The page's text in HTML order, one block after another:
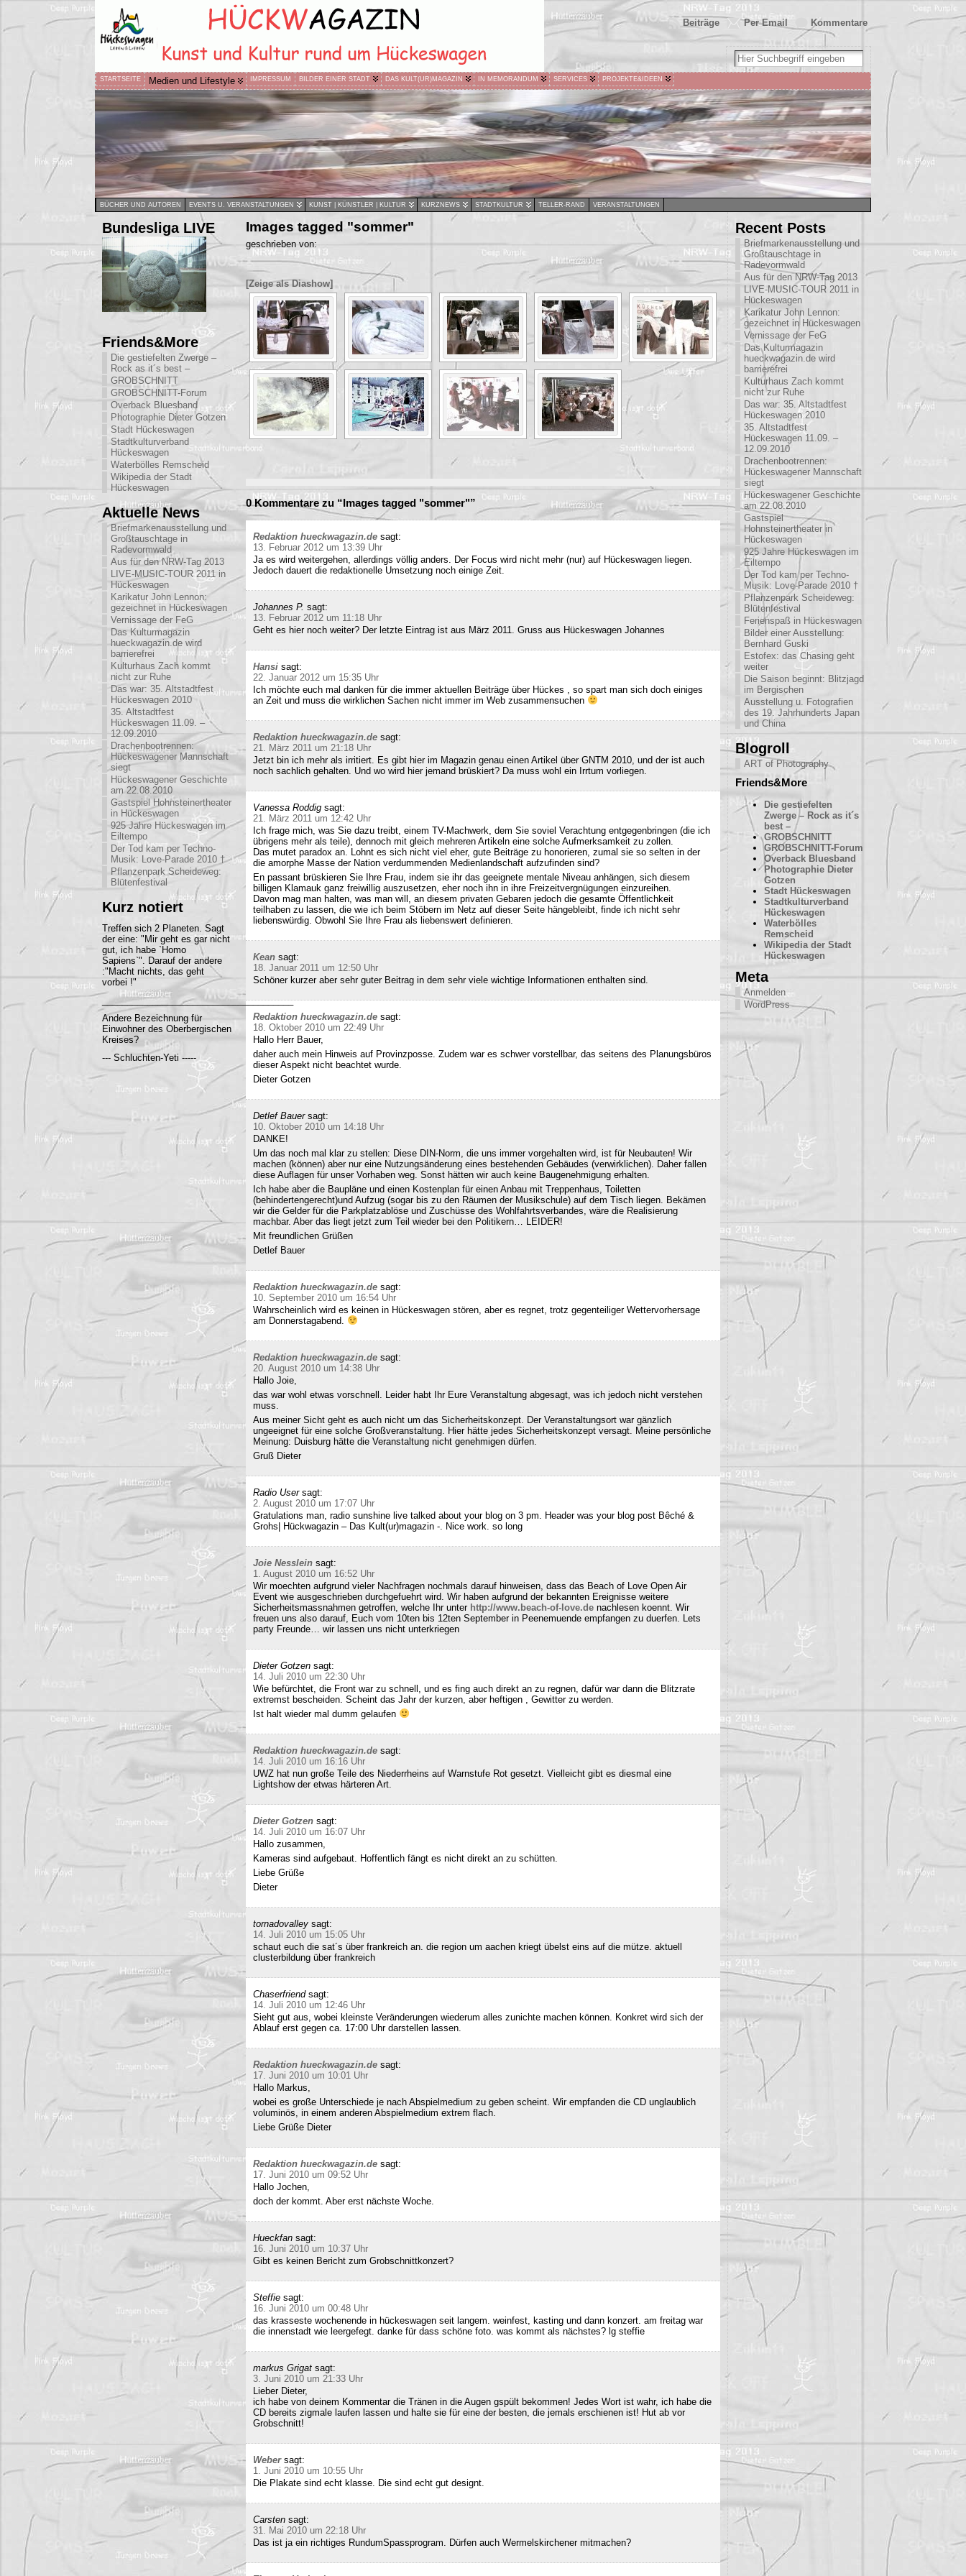
Kommentare
Per Email
Beiträge
STARTSEITE Medien und Lifestyle IMPRESSUM BILDER EINER STADT DAS KULT(UR)MAGAZIN IN MEMORANDUM SERVICES PROJEKTE&IDEEN
BÜCHER UND AUTOREN EVENTS U. VERANSTALTUNGEN KUNST | KÜNSTLER | KULTUR KURZNEWS STADTKULTUR TELLER-RAND VERANSTALTUNGEN
Bundesliga LIVE
Friends&More
Die gestiefelten Zwerge –
Rock as it´s best –
GROBSCHNITT
GROBSCHNITT-Forum
Overback Bluesband
Photographie Dieter Gotzen
Stadt Hückeswagen
Stadtkulturverband
Hückeswagen
Waterbölles Remscheid
Wikipedia der Stadt
Hückeswagen
Aktuelle News
Briefmarkenausstellung und
Großtauschtage in
Radevormwald
Aus für den NRW-Tag 2013
LIVE-MUSIC-TOUR 2011 in
Hückeswagen
Karikatur John Lennon:
gezeichnet in Hückeswagen
Vernissage der FeG
Das Kulturmagazin
hueckwagazin.de wird
barrierefrei
Kulturhaus Zach kommt
nicht zur Ruhe
Das war: 35. Altstadtfest
Hückeswagen 2010
35. Altstadtfest
Hückeswagen 11.09. –
12.09.2010
Drachenbootrennen:
Hückeswagener Mannschaft
siegt
Hückeswagener Geschichte
am 22.08.2010
Gastspiel Hohnsteinertheater
in Hückeswagen
925 Jahre Hückeswagen im
Eiltempo
Der Tod kam per Techno-
Musik: Love-Parade 2010 †
Pflanzenpark Scheideweg:
Blütenfestival
Kurz notiert
Treffen sich 2 Planeten. Sagt
der eine: "Mir geht es gar nicht
gut, ich habe `Homo
Sapiens`". Darauf der andere
:"Macht nichts, das geht
vorbei !"
______________________________________
Andere Bezeichnung für
Einwohner des Oberbergischen
Kreises?
--- Schluchten-Yeti -----
Images tagged "sommer"
geschrieben von:
[Zeige als Diashow]
0 Kommentare zu “Images tagged "sommer"”
Redaktion hueckwagazin.de sagt:
13. Februar 2012 um 13:39 Uhr
Ja es wird weitergehen, allerdings völlig anders. Der Focus wird nicht mehr (nur) auf Hückeswagen liegen.
Jedoch dauert die redaktionelle Umsetzung noch einige Zeit.
Johannes P. sagt:
13. Februar 2012 um 11:18 Uhr
Geht es hier noch weiter? Der letzte Eintrag ist aus März 2011. Gruss aus Hückeswagen Johannes
Hansi sagt:
22. Januar 2012 um 15:35 Uhr
Ich möchte euch mal danken für die immer aktuellen Beiträge über Hückes , so spart man sich doch einiges
an Zeit und muss die wirklichen Sachen nicht immer im Web zusammensuchen
Redaktion hueckwagazin.de sagt:
21. März 2011 um 21:18 Uhr
Jetzt bin ich mehr als irritiert. Es gibt hier im Magazin genau einen Artikel über GNTM 2010, und der ist auch
noch sachlich gehalten. Und wo wird hier jemand brüskiert? Da muss wohl ein Irrtum vorliegen.
Vanessa Roddig sagt:
21. März 2011 um 12:42 Uhr
Ich frage mich, was Sie dazu treibt, einem TV-Machwerk, dem Sie soviel Verachtung entgegenbringen (die ich
übrigens mehr als teile), dennoch mit gleich mehreren Artikeln eine solche Aufmerksamkeit zu zollen.
Das mutet paradox an. Lohnt es sich nicht viel eher, gute Beiträge zu honorieren, zumal sie so selten in der
die amorphe Masse der Nation verdummenden Medienlandschaft aufzufinden sind?
En passant brüskieren Sie Ihre Frau, indem sie ihr das geeignete mentale Niveau anhängen, sich diesem
billigen Klamauk ganz freiwillig auszusetzen, eher noch ihn in ihre Freizeitvergnügungen einzureihen.
Davon mag man halten, was man will, an diesem privaten Gebaren jedoch die gesamte Öffentlichkeit
teilhaben zu lassen, die wie ich beim Stöbern im Netz auf dieser Seite hängebleibt, finde ich nicht sehr
liebenswürdig. Obwohl Sie Ihre Frau als liebenswert definieren.
Kean sagt:
18. Januar 2011 um 12:50 Uhr
Schöner kurzer aber sehr guter Beitrag in dem sehr viele wichtige Informationen enthalten sind.
Redaktion hueckwagazin.de sagt:
18. Oktober 2010 um 22:49 Uhr
Hallo Herr Bauer,
daher auch mein Hinweis auf Provinzposse. Zudem war es schwer vorstellbar, das seitens des Planungsbüros
dieser Aspekt nicht beachtet wurde.
Dieter Gotzen
Detlef Bauer sagt:
10. Oktober 2010 um 14:18 Uhr
DANKE!
Um das noch mal klar zu stellen: Diese DIN-Norm, die uns immer vorgehalten wird, ist für Neubauten! Wir
machen (können) aber nur eine Nutzungsänderung eines bestehenden Gebäudes (verwirklichen). Daher fallen
diese Auflagen für unser Vorhaben weg. Sonst hätten wir auch keine Baugenehmigung erhalten.
Ich habe aber die Baupläne und einen Kostenplan für einen Anbau mit Treppenhaus, Toiletten
(behindertengerecht)und Aufzug (sogar bis zu den Räumen der Musikschule) auf dem Tisch liegen. Bekämen
wir die Gelder für die Parkplatzablöse und Zuschüsse des Wohlfahrtsverbandes, wäre die Realisierung
machbar. Aber das liegt jetzt zum Teil wieder bei den Politikern… LEIDER!
Mit freundlichen Grüßen
Detlef Bauer
Redaktion hueckwagazin.de sagt:
10. September 2010 um 16:54 Uhr
Wahrscheinlich wird es keinen in Hückeswagen stören, aber es regnet, trotz gegenteiliger Wettervorhersage
am Donnerstagabend.
Redaktion hueckwagazin.de sagt:
20. August 2010 um 14:38 Uhr
Hallo Joie,
das war wohl etwas vorschnell. Leider habt Ihr Eure Veranstaltung abgesagt, was ich jedoch nicht verstehen
muss.
Aus meiner Sicht geht es auch nicht um das Sicherheitskonzept. Der Veranstaltungsort war gänzlich
ungeeignet für eine solche Großveranstaltung. Hier hätte jedes Sicherheitskonzept versagt. Meine persönliche
Meinung: Duisburg hätte die Veranstaltung nicht genehmigen dürfen.
Gruß Dieter
Radio User sagt:
2. August 2010 um 17:07 Uhr
Gratulations man, radio sunshine live talked about your blog on 3 pm. Header was your blog post Bêché &
Grohs| Hückwagazin – Das Kult(ur)magazin -. Nice work. so long
Joie Nesslein sagt:
1. August 2010 um 16:52 Uhr
Wir moechten aufgrund vieler Nachfragen nochmals darauf hinweisen, dass das Beach of Love Open Air
Event wie ausgeschrieben durchgefuehrt wird. Wir haben aufgrund der bekannten Ereignisse weitere
Sicherheitsmassnahmen getroffen, welche Ihr unter http://www.beach-of-love.de nachlesen koennt. Wir
freuen uns also darauf, Euch vom 10ten bis 12ten September in Peenemuende empfangen zu duerfen. Lets
party Freunde… wir lassen uns nicht unterkriegen
Dieter Gotzen sagt:
14. Juli 2010 um 22:30 Uhr
Wie befürchtet, die Front war zu schnell, und es fing auch direkt an zu regnen, dafür war dann die Blitzrate
extremst bescheiden. Scheint das Jahr der kurzen, aber heftigen , Gewitter zu werden.
Ist halt wieder mal dumm gelaufen
Redaktion hueckwagazin.de sagt:
14. Juli 2010 um 16:16 Uhr
UWZ hat nun große Teile des Niederrheins auf Warnstufe Rot gesetzt. Vielleicht gibt es diesmal eine
Lightshow der etwas härteren Art.
Dieter Gotzen sagt:
14. Juli 2010 um 16:07 Uhr
Hallo zusammen,
Kameras sind aufgebaut. Hoffentlich fängt es nicht direkt an zu schütten.
Liebe Grüße
Dieter
tornadovalley sagt:
14. Juli 2010 um 15:05 Uhr
schaut euch die sat´s über frankreich an. die region um aachen kriegt übelst eins auf die mütze. aktuell
clusterbildung über frankreich
Chaserfriend sagt:
14. Juli 2010 um 12:46 Uhr
Sieht gut aus, wobei kleinste Veränderungen wiederum alles zunichte machen können. Konkret wird sich der
Ablauf erst gegen ca. 17:00 Uhr darstellen lassen.
Redaktion hueckwagazin.de sagt:
17. Juni 2010 um 10:01 Uhr
Hallo Markus,
wobei es große Unterschiede je nach Abspielmedium zu geben scheint. Wir empfanden die CD unglaublich
voluminös, in einem anderen Abspielmedium extrem flach.
Liebe Grüße Dieter
Redaktion hueckwagazin.de sagt:
17. Juni 2010 um 09:52 Uhr
Hallo Jochen,
doch der kommt. Aber erst nächste Woche.
Hueckfan sagt:
16. Juni 2010 um 10:37 Uhr
Gibt es keinen Bericht zum Grobschnittkonzert?
Steffie sagt:
16. Juni 2010 um 00:48 Uhr
das krasseste wochenende in hückeswagen seit langem. weinfest, kasting und dann konzert. am freitag war
die innenstadt wie leergefegt. danke für dass schöne foto. was kommt als nächstes? lg steffie
markus Grigat sagt:
3. Juni 2010 um 21:33 Uhr
Lieber Dieter,
ich habe von deinem Kommentar die Tränen in die Augen gspült bekommen! Jedes Wort ist wahr, ich habe die
CD bereits zigmale laufen lassen und halte sie für eine der besten, die jemals erschienen ist! Hut ab vor
Grobschnitt!
Weber sagt:
1. Juni 2010 um 10:55 Uhr
Die Plakate sind echt klasse. Die sind echt gut designt.
Carsten sagt:
31. Mai 2010 um 22:18 Uhr
Das ist ja ein richtiges RundumSpassprogram. Dürfen auch Wermelskirchener mitmachen?
Recent Posts
Briefmarkenausstellung und
Großtauschtage in
Radevormwald
Aus für den NRW-Tag 2013
LIVE-MUSIC-TOUR 2011 in
Hückeswagen
Karikatur John Lennon:
gezeichnet in Hückeswagen
Vernissage der FeG
Das Kulturmagazin
hueckwagazin.de wird
barrierefrei
Kulturhaus Zach kommt
nicht zur Ruhe
Das war: 35. Altstadtfest
Hückeswagen 2010
35. Altstadtfest
Hückeswagen 11.09. –
12.09.2010
Drachenbootrennen:
Hückeswagener Mannschaft
siegt
Hückeswagener Geschichte
am 22.08.2010
Gastspiel
Hohnsteinertheater in
Hückeswagen
925 Jahre Hückeswagen im
Eiltempo
Der Tod kam per Techno-
Musik: Love-Parade 2010 †
Pflanzenpark Scheideweg:
Blütenfestival
Ferienspaß in Hückeswagen
Bilder einer Ausstellung:
Bernhard Guski
Estofex: das Chasing geht
weiter
Die Saison beginnt: Blitzjagd
im Bergischen
Ausstellung u. Fotografien
des 19. Jahrhunderts Japan
und China
Blogroll
ART of Photography
Friends&More
Die gestiefelten
Zwerge – Rock as it´s
best –
GROBSCHNITT
GROBSCHNITT-Forum
Overback Bluesband
Photographie Dieter
Gotzen
Stadt Hückeswagen
Stadtkulturverband
Hückeswagen
Waterbölles
Remscheid
Wikipedia der Stadt
Hückeswagen
Meta
Anmelden
WordPress